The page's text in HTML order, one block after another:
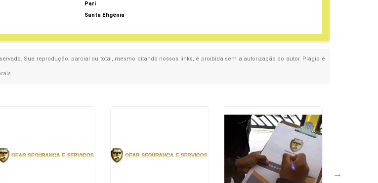
Pari
Santa Efigênia
Sua reprodução, parcial ou total, mesmo citando nossos links, é proibida sem a autorização do autor. Plágio é
.